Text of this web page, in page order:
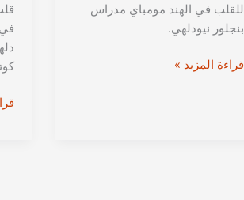
للقلب في الهند مومباي مدراس
بنجلور نيودلهي.
الدكتور
قراءة المزيد »